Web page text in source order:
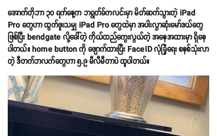
အောက်တိုဘာ ၃၀ ရက်နေ့က ဘရွတ်ခ်ကလင်းမှာ မိတ်ဆက်သွားတဲ့ iPad
Pro တွေဟာ ထွက်ဖူးသမျှ iPad Pro တွေထဲမှာ အပါးလွှာဆုံးမော်ဒယ်တွေ
ဖြစ်ပြီး bendgate လို့ခေါ်တဲ့ ကိုယ်ထည်ကွေးလွယ်တဲ့ အနေအထားမှာ ရှိနေ
ပါတယ်။ home button ကို ဖျောက်ထားပြီး FaceID လုံခြုံရေး စနစ်သုံးလာ
တဲ့ ဒီတက်ဘလက်တွေဟာ ၅.၉ မီလီမီတာပဲ ထူပါတယ်။